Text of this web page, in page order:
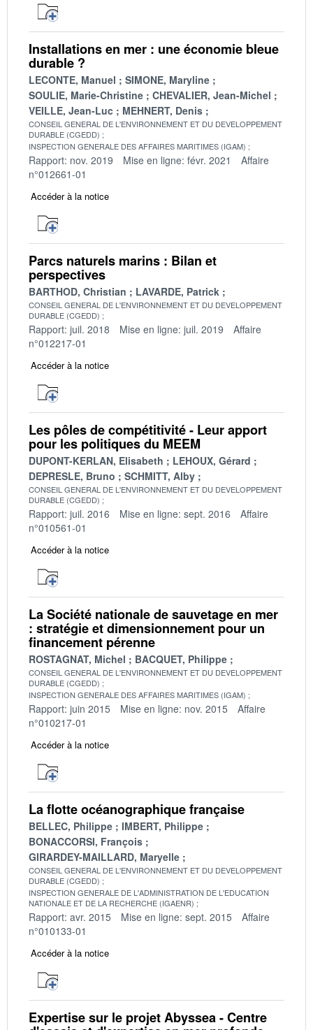
Installations en mer : une économie bleue
durable ?
LECONTE, Manuel
SIMONE, Maryline
SOULIE, Marie-Christine
CHEVALIER, Jean-Michel
VEILLE, Jean-Luc
MEHNERT, Denis
CONSEIL GENERAL DE L'ENVIRONNEMENT ET DU DEVELOPPEMENT
DURABLE (CGEDD)
INSPECTION GENERALE DES AFFAIRES MARITIMES (IGAM)
Rapport: nov. 2019 Mise en ligne: févr. 2021
Affaire
n°012661-01
Accéder à la notice
Parcs naturels marins : Bilan et
perspectives
BARTHOD, Christian LAVARDE, Patrick
CONSEIL GENERAL DE L'ENVIRONNEMENT ET DU DEVELOPPEMENT
DURABLE (CGEDD)
Rapport: juil. 2018 Mise en ligne: juil. 2019
Affaire
n°012217-01
Accéder à la notice
Les pôles de compétitivité - Leur apport
pour les politiques du MEEM
DUPONT-KERLAN, Elisabeth
LEHOUX, Gérard
DEPRESLE, Bruno
SCHMITT, Alby
CONSEIL GENERAL DE L'ENVIRONNEMENT ET DU DEVELOPPEMENT
DURABLE (CGEDD)
Rapport: juil. 2016 Mise en ligne: sept. 2016
Affaire
n°010561-01
Accéder à la notice
La Société nationale de sauvetage en mer
: stratégie et dimensionnement pour un
financement pérenne
ROSTAGNAT, Michel BACQUET, Philippe
CONSEIL GENERAL DE L'ENVIRONNEMENT ET DU DEVELOPPEMENT
DURABLE (CGEDD)
INSPECTION GENERALE DES AFFAIRES MARITIMES (IGAM)
Rapport: juin 2015 Mise en ligne: nov. 2015
Affaire
n°010217-01
Accéder à la notice
La flotte océanographique française
BELLEC, Philippe
IMBERT, Philippe
BONACCORSI, François
GIRARDEY-MAILLARD, Maryelle
CONSEIL GENERAL DE L'ENVIRONNEMENT ET DU DEVELOPPEMENT
DURABLE (CGEDD)
INSPECTION GENERALE DE L'ADMINISTRATION DE L'EDUCATION
NATIONALE ET DE LA RECHERCHE (IGAENR)
Rapport: avr. 2015 Mise en ligne: sept. 2015
Affaire
n°010133-01
Accéder à la notice
Expertise sur le projet Abyssea - Centre